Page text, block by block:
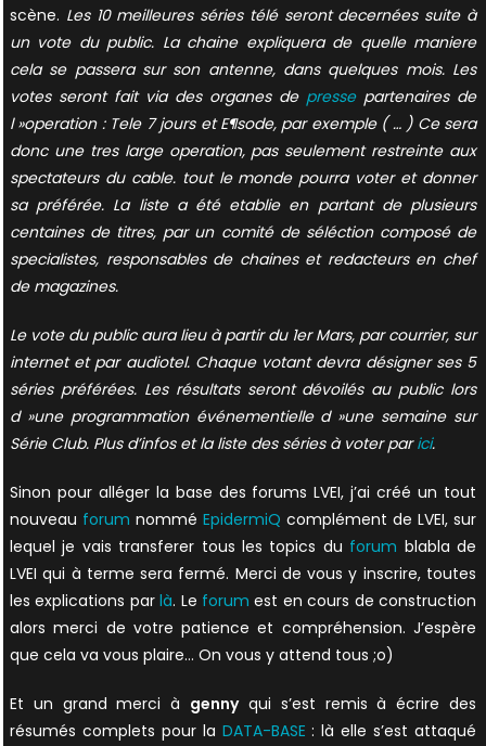
scène. Les 10 meilleures séries télé seront decernées suite à
un vote du public. La chaine expliquera de quelle maniere
cela se passera sur son antenne, dans quelques mois. Les
votes seront fait via des organes depresse partenaires de
l »operation : Tele 7 jours et E¶sode, par exemple ( … ) Ce sera
donc une tres large operation, pas seulement restreinte aux
spectateurs du cable. tout le monde pourra voter et donner
sa préférée. La liste a été etablie en partant de plusieurs
centaines de titres, par un comité de séléction composé de
specialistes, responsables de chaines et redacteurs en chef
de magazines.
Le vote du public aura lieu à partir du 1er Mars, par courrier, sur
internet et par audiotel. Chaque votant devra désigner ses 5
séries préférées. Les résultats seront dévoilés au public lors
d »une programmation événementielle d »une semaine sur
Série Club. Plus d’infos et la liste des séries à voter parici.
Sinon pour alléger la base des forums LVEI, j’ai créé un tout
nouveau forum nommé EpidermiQ complément de LVEI, sur
lequel je vais transferer tous les topics du forum blabla de
LVEI qui à terme sera fermé. Merci de vous y inscrire, toutes
les explications parlà. Le forumest en cours de construction
alors merci de votre patience et compréhension. J’espère
que cela va vous plaire… On vous y attend tous ;o)
Et un grand merci à gennyqui s’est remis à écrire des
résumés complets pour la DATA-BASE : là elle s’est attaqué